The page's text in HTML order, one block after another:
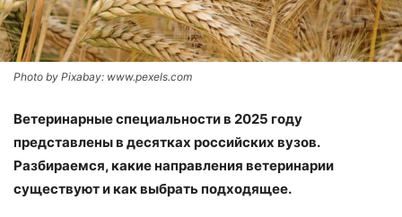
Photo by Pixabay: www.pexels.com
Ветеринарные специальности в 2025 году
представлены в десятках российских вузов.
Разбираемся, какие направления ветеринарии
существуют и как выбрать подходящее.